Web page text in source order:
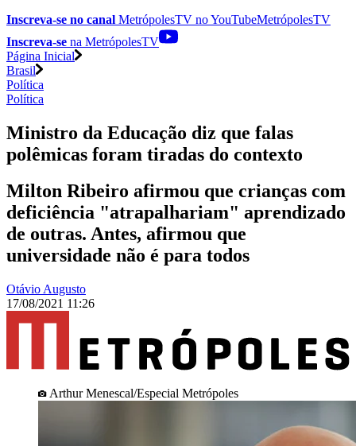
Inscreva-se no canal MetrópolesTV noYouTubeMetrópolesTV
Inscreva-se na MetrópolesTV
Página Inicial
Brasil
Política
Política
Ministro da Educação diz que falas
polêmicas foram tiradas do contexto
Milton Ribeiro afirmou que crianças com
deficiência "atrapalhariam" aprendizado
de outras. Antes, afirmou que
universidade não é para todos
Otávio Augusto
17/08/2021 11:26
Arthur Menescal/Especial Metrópoles